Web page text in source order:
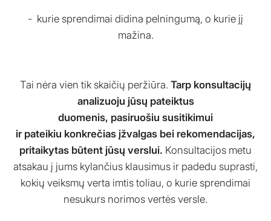
kurie sprendimai didina pelningumą, o kurie jį
mažina.
Tai nėra vien tik skaičių peržiūra. Tarp konsultacijų
analizuoju jūsų pateiktus
duomenis, pasiruošiu susitikimui
ir pateikiu konkrečias įžvalgas bei rekomendacijas,
pritaikytas būtent jūsų verslui. Konsultacijos metu
atsakau į jums kylančius klausimus ir padedu suprasti,
kokių veiksmų verta imtis toliau, o kurie sprendimai
nesukurs norimos vertės versle.